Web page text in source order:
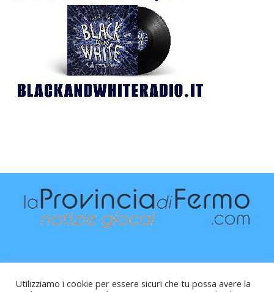
Utilizziamo i cookie per essere sicuri che tu possa avere la